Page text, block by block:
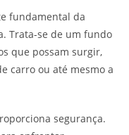
fundamental da
Trata-se de um fundo
que possam surgir,
carro ou até mesmo a
segurança.